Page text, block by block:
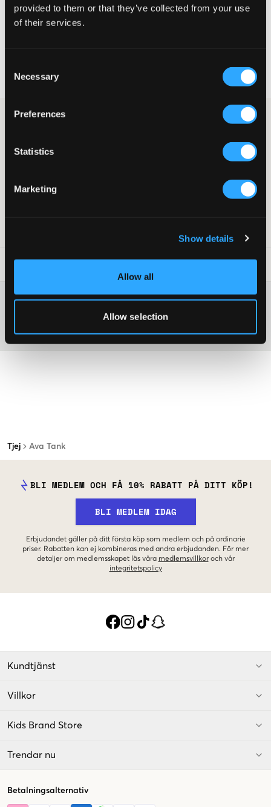
provided to them or that they’ve collected from your use
of their services.
Selection
Necessary
Preferences
Statistics
Marketing
Show details
Allow all
Allow selection
Tjej Ava Tank
Leverans2-4 vardagar
Ribbat linne från RYVLS i en beige nyans. Linnet har rund
Tight passform
Tvättråd
Mer information om tvättråd
Material
BLI MEDLEM OCH FÅ 10% RABATT PÅ DITT KÖP!
BLI MEDLEM IDAG
Erbjudandet gäller på ditt första köp som medlem och på ordinarie
priser. Rabatten kan ej kombineras med andra erbjudanden. För mer
detaljer om medlemsskapet läs våra medlemsvillkor och vår
integritetspolicy
Kundtjänst
Villkor
Kids Brand Store
Trendar nu
Betalningsalternativ